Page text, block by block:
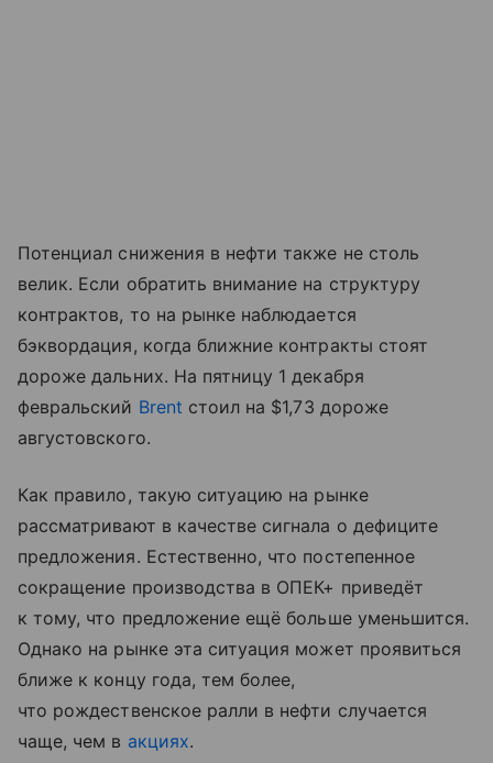
Потенциал снижения в нефти также не столь
велик. Если обратить внимание на структуру
контрактов, то на рынке наблюдается
бэквордация, когда ближние контракты стоят
дороже дальних. На пятницу 1 декабря
февральский Brent стоил на $1,73 дороже
августовского.
Как правило, такую ситуацию на рынке
рассматривают в качестве сигнала о дефиците
предложения. Естественно, что постепенное
сокращение производства в ОПЕК+ приведёт
к тому, что предложение ещё больше уменьшится.
Однако на рынке эта ситуация может проявиться
ближе к концу года, тем более,
что рождественское ралли в нефти случается
чаще, чем в акциях.